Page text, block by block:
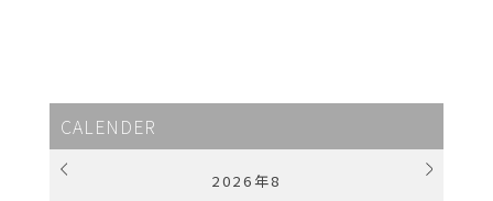
CALENDER
2026年8